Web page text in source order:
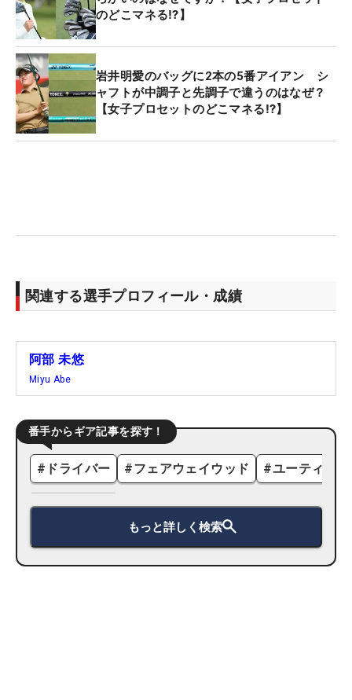
のどこマネる⁉】
岩井明愛のバッグに2本の5番アイアン シ
ャフトが中調子と先調子で違うのはなぜ？
【女子プロセットのどこマネる⁉】
関連する選手プロフィール・成績
阿部 未悠
Miyu Abe
番手からギア記事を探す！
# ドライバー #フェアウェイウッド #ユーティリ
もっと詳しく検索